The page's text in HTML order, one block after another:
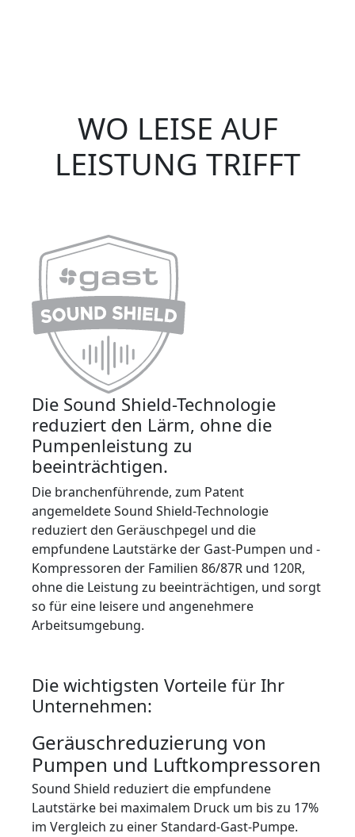
WO LEISE AUF
LEISTUNG TRIFFT
Die Sound Shield-Technologie
reduziert den Lärm, ohne die
Pumpenleistung zu
beeinträchtigen.
Die branchenführende, zum Patent
angemeldete Sound Shield-Technologie
reduziert den Geräuschpegel und die
empfundene Lautstärke der Gast-Pumpen und -
Kompressoren der Familien 86/87R und 120R,
ohne die Leistung zu beeinträchtigen, und sorgt
so für eine leisere und angenehmere
Arbeitsumgebung.
Die wichtigsten Vorteile für Ihr
Unternehmen:
Geräuschreduzierung von
Pumpen und Luftkompressoren
Sound Shield reduziert die empfundene
Lautstärke bei maximalem Druck um bis zu 17%
im Vergleich zu einer Standard-Gast-Pumpe.